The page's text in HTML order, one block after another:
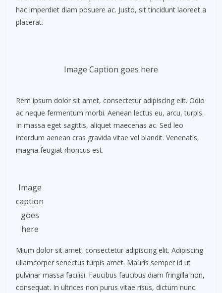
hac imperdiet diam posuere ac. Justo, sit tincidunt laoreet a
placerat.
Image Caption goes here
Rem ipsum dolor sit amet, consectetur adipiscing elit. Odio
ac neque fermentum morbi. Aenean lectus eu, arcu, turpis.
In massa eget sagittis, aliquet maecenas ac. Sed leo
interdum aenean cras gravida vitae vel blandit. Venenatis,
magna feugiat rhoncus est.
Image
caption
goes
here
Mium dolor sit amet, consectetur adipiscing elit. Adipiscing
ullamcorper senectus turpis amet. Mauris semper id ut
pulvinar massa facilisi. Faucibus faucibus diam fringilla non,
consequat. In ultrices non purus vitae risus, dictum nunc.